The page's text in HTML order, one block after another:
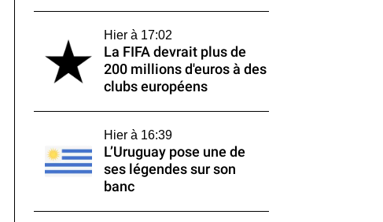
Hier à 17:02
La FIFA devrait plus de
200 millions d'euros à des
clubs européens
Hier à 16:39
L’Uruguay pose une de
ses légendes sur son
banc